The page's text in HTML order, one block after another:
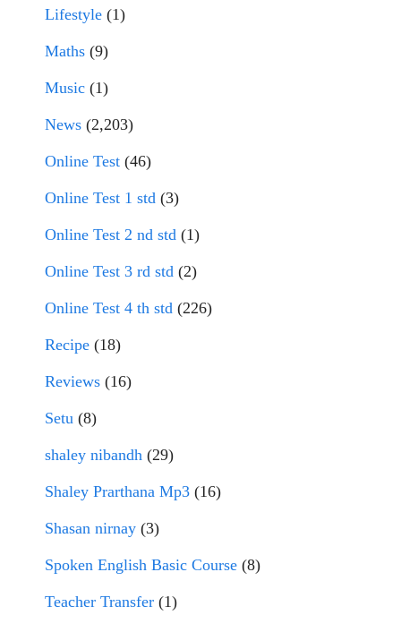
Lifestyle (1)
Maths (9)
Music (1)
News (2,203)
Online Test (46)
Online Test 1 std (3)
Online Test 2 nd std (1)
Online Test 3 rd std (2)
Online Test 4 th std (226)
Recipe (18)
Reviews (16)
Setu (8)
shaley nibandh (29)
Shaley Prarthana Mp3 (16)
Shasan nirnay (3)
Spoken English Basic Course (8)
Teacher Transfer (1)